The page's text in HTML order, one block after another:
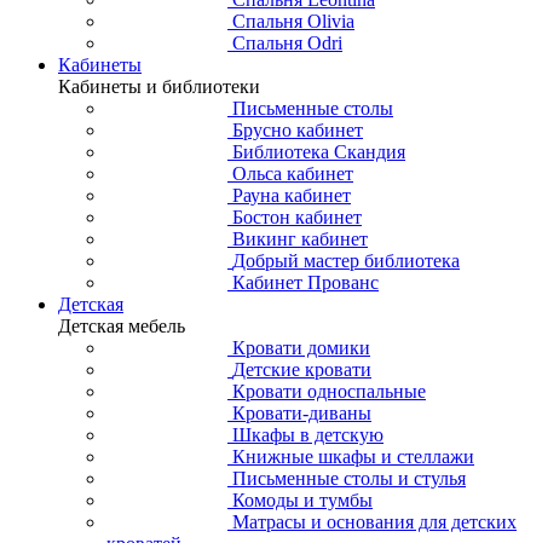
Спальня Olivia
Спальня Odri
Кабинеты
Кабинеты и библиотеки
Письменные столы
Брусно кабинет
Библиотека Скандия
Ольса кабинет
Рауна кабинет
Бостон кабинет
Викинг кабинет
Добрый мастер библиотека
Кабинет Прованс
Детская
Детская мебель
Кровати домики
Детские кровати
Кровати односпальные
Кровати-диваны
Шкафы в детскую
Книжные шкафы и стеллажи
Письменные столы и стулья
Комоды и тумбы
Матрасы и основания для детских